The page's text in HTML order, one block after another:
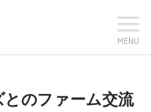
MENU
のファーム交流